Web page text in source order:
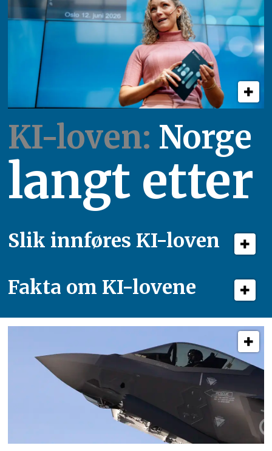
KI-loven: Norge
langt etter
Slik innføres KI-loven
Fakta om KI-lovene